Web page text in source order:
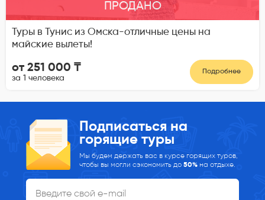
ПРОДАНО
Туры в Тунис из Омска-отличные цены на
майские вылеты!
от 251 000 ₸
за 1 человека
Подробнее
Подписаться на
горящие туры
Мы будем держать вас в курсе горящих туров,
чтобы вы могли сэкономить до 50% на отдыхе.